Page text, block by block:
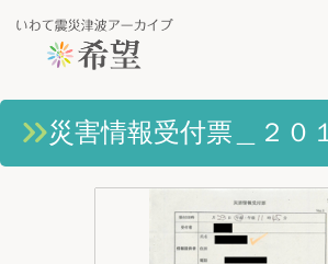
いわて震災津波アーカイブとは
地図から探す
災害情報受付票＿２０